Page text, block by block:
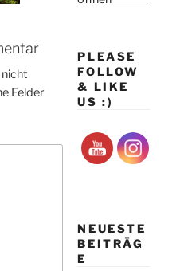
Felder
PLEASE
FOLLOW
& LIKE
US :)
NEUESTE
BEITRÄG
E